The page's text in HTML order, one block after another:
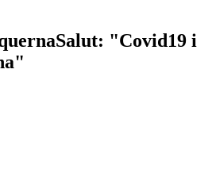
"Covid19 i